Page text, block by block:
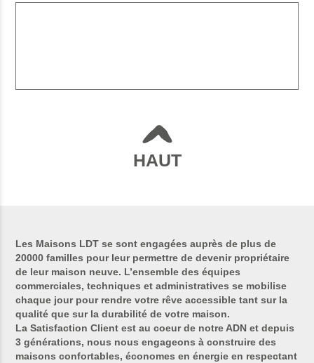
HAUT
Les Maisons LDT se sont engagées auprès de plus de
20000 familles pour leur permettre de devenir propriétaire
de leur maison neuve. L’ensemble des équipes
commerciales, techniques et administratives se mobilise
chaque jour pour rendre votre rêve accessible tant sur la
qualité que sur la durabilité de votre maison.
La Satisfaction Client est au coeur de notre ADN et depuis
3 générations, nous nous engageons à construire des
maisons confortables, économes en énergie en respectant